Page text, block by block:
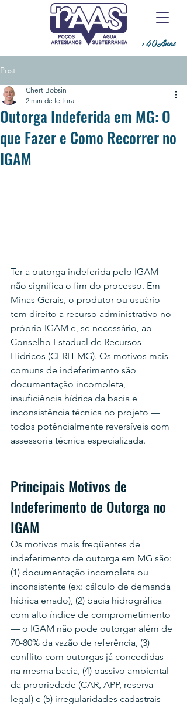
+40Anos
Post
Outorga Indeferida em MG: O
que Fazer e Como Recorrer no
IGAM
Chert Bobsin
2 min de leitura
Ter a outorga indeferida pelo IGAM
não significa o fim do processo. Em
Minas Gerais, o produtor ou usuário
tem direito a recurso administrativo no
próprio IGAM e, se necessário, ao
Conselho Estadual de Recursos
Hídricos (CERH-MG). Os motivos mais
comuns de indeferimento são
documentação incompleta,
insuficiência hídrica da bacia e
inconsistência técnica no projeto —
todos potêncialmente reversíveis com
assessoria técnica especializada.
Principais Motivos de
Indeferimento de Outorga no
IGAM
Os motivos mais freqüentes de
indeferimento de outorga em MG são:
(1) documentação incompleta ou
inconsistente (ex: cálculo de demanda
hídrica errado), (2) bacia hidrográfica
com alto índice de comprometimento
— o IGAM não pode outorgar além de
70-80% da vazão de referência, (3)
conflito com outorgas já concedidas
na mesma bacia, (4) passivo ambiental
da propriedade (CAR, APP, reserva
legal) e (5) irregularidades cadastrais